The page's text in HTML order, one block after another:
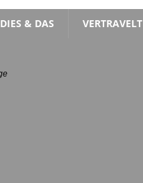
DIES & DAS VERTRAVELT